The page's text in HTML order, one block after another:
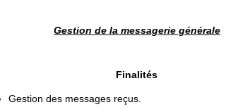
Gestion de la messagerie générale
Finalités
Gestion des messages reçus.